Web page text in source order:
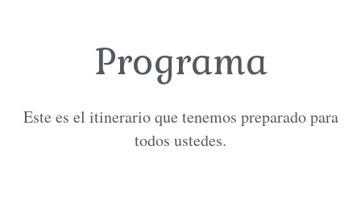
Programa
Este es el itinerario que tenemos preparado para
todos ustedes.